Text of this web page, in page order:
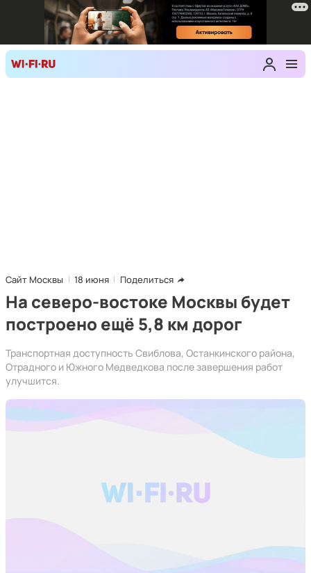
Сайт Москвы 18 июня Поделиться
На северо-востоке Москвы будет
построено ещё 5,8 км дорог
Транспортная доступность Свиблова, Останкинского района,
Отрадного и Южного Медведкова после завершения работ
улучшится.